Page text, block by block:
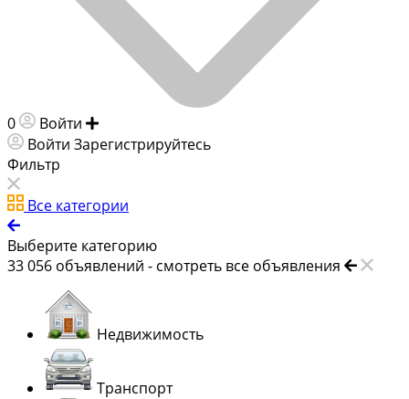
0 Войти
Войти Зарегистрируйтесь
Фильтр
Все категории
Выберите категорию
33 056 объявлений - смотреть все объявления
Недвижимость
Транспорт